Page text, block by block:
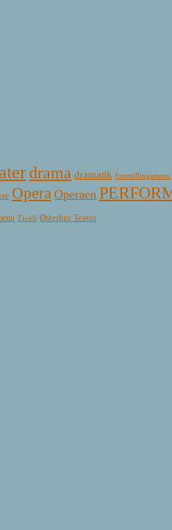
drama dramatik forestillingsmenu
Opera Operaen
Tivoli Østerbro Teater